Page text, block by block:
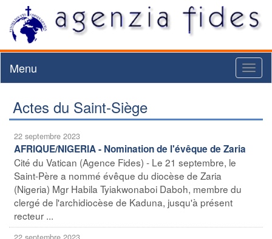
Menu
Actes du Saint-Siège
22 septembre 2023
AFRIQUE/NIGERIA - Nomination de l'évêque de Zaria
Cité du Vatican (Agence Fides) - Le 21 septembre, le
Saint-Père a nommé évêque du diocèse de Zaria
(Nigeria) Mgr Habila Tyiakwonaboi Daboh, membre du
clergé de l'archidiocèse de Kaduna, jusqu'à présent
recteur ...